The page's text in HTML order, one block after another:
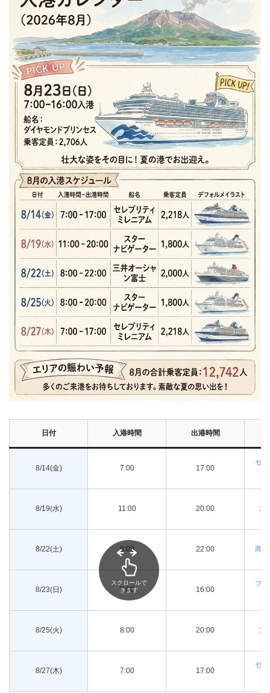
日付 入港時間 出港時間
8/14(金) 7:00 17:00
セ
8/19(水) 11:00 20:00 ス
8/22(土) 8:00 22:00 商
8/23(日) 7:00 16:00
プ
8/25(火) 8:00 20:00 ス
8/27(木) 7:00 17:00
セ
スクロールで
きます